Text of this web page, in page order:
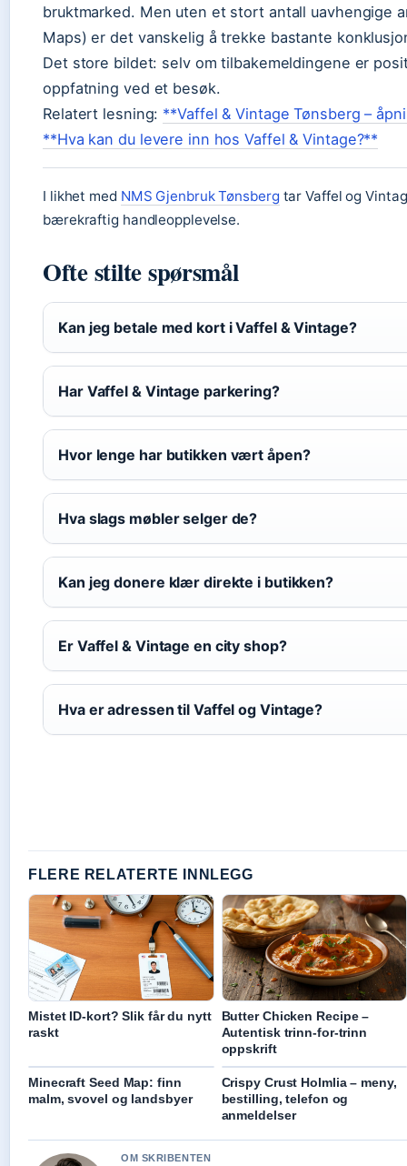
bruktmarked. Men uten et stort antall uavhengige
Maps) er det vanskelig å trekke bastante
Det store bildet: selv om tilbakemeldingene er
oppfatning ved et besøk.
Relatert lesning: **Vaffel & Vintage Tønsberg –
**Hva kan du levere inn hos Vaffel & Vintage?**
I likhet med NMS Gjenbruk Tønsberg tar Vaffel og
bærekraftig handleopplevelse.
Ofte stilte spørsmål
Kan jeg betale med kort i Vaffel & Vintage?
Har Vaffel & Vintage parkering?
Hvor lenge har butikken vært åpen?
Hva slags møbler selger de?
Kan jeg donere klær direkte i butikken?
Er Vaffel & Vintage en city shop?
Hva er adressen til Vaffel og Vintage?
FLERE RELATERTE INNLEGG
Mistet ID-kort? Slik får du nytt
raskt
Butter Chicken Recipe –
Autentisk trinn-for-trinn
oppskrift
Minecraft Seed Map: finn
malm, svovel og landsbyer
Crispy Crust Holmlia – meny,
bestilling, telefon og
anmeldelser
OM SKRIBENTEN